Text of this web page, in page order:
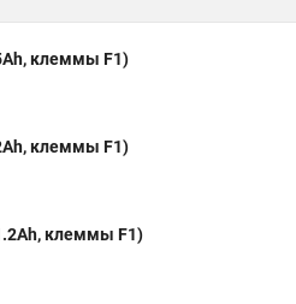
клеммы F1)
клеммы F1)
клеммы F1)